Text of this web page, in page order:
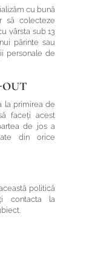
cu bună
să colecteze
vârsta sub 13
părinte sau
personale de
out
la primirea de
faceți acest
de jos a
din orice
politică
contacta la